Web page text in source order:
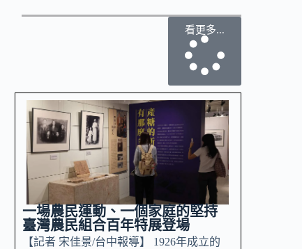
看更多...
一場農民運動、一個家庭的堅持
臺灣農民組合百年特展登場
【記者 宋佳景/台中報導】 1926年成立的